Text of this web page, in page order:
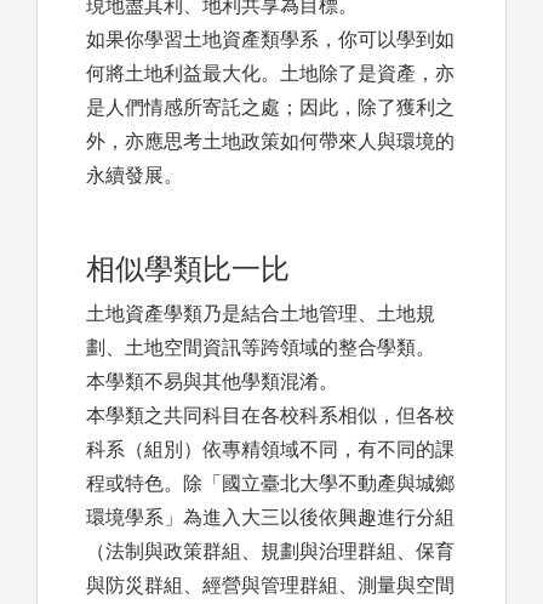
現地盡其利、地利共享為目標。
如果你學習土地資產類學系，你可以學到如
何將土地利益最大化。土地除了是資產，亦
是人們情感所寄託之處；因此，除了獲利之
外，亦應思考土地政策如何帶來人與環境的
永續發展。
相似學類比一比
土地資產學類乃是結合土地管理、土地規
劃、土地空間資訊等跨領域的整合學類。
本學類不易與其他學類混淆。
本學類之共同科目在各校科系相似，但各校
科系（組別）依專精領域不同，有不同的課
程或特色。除「國立臺北大學不動產與城鄉
環境學系」為進入大三以後依興趣進行分組
（法制與政策群組、規劃與治理群組、保育
與防災群組、經營與管理群組、測量與空間